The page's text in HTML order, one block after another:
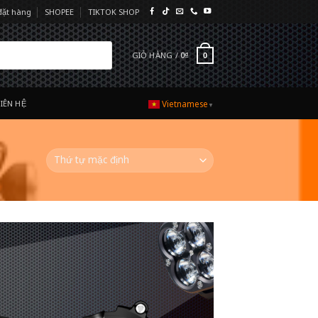
hàng SHOPEE TIKTOK SHOP
GIỎ HÀNG /0₫ 0
HỆ Vietnamese ▼